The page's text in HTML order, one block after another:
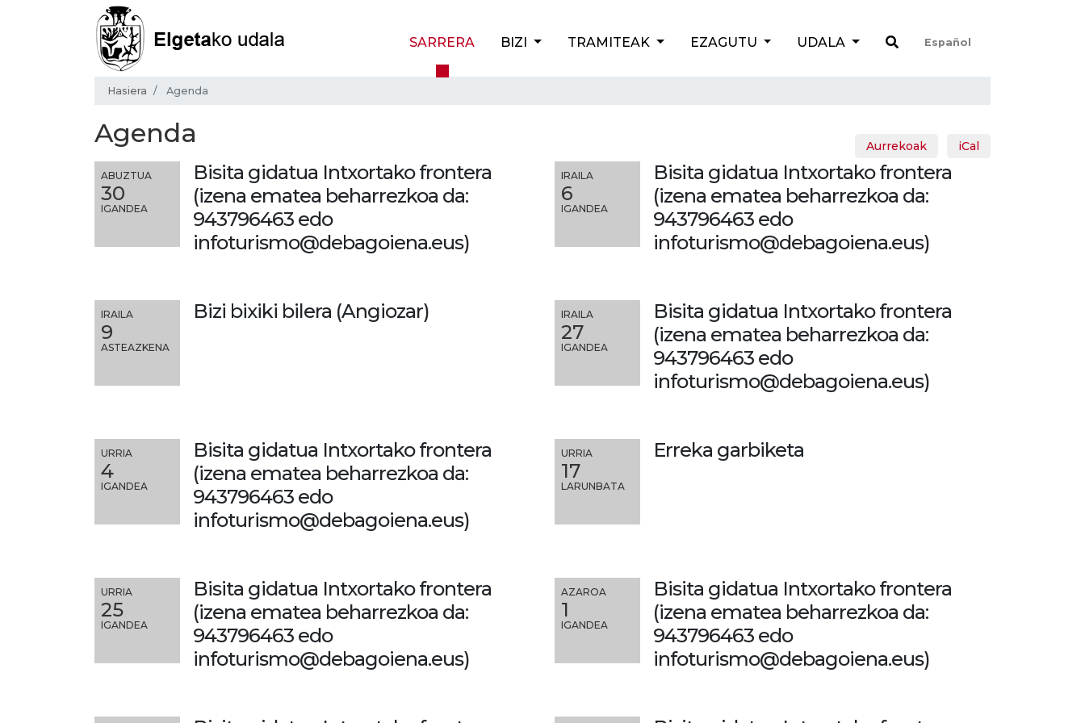
SARRERA BIZI TRAMITEAK EZAGUTU UDALA Español
Hasiera Agenda
Agenda Aurrekoak iCal
ABUZTUA
30
IGANDEA
Bisita gidatua Intxortako frontera
(izena ematea beharrezkoa da:
943796463 edo
infoturismo@debagoiena.eus)
IRAILA
6
IGANDEA
Bisita gidatua Intxortako frontera
(izena ematea beharrezkoa da:
943796463 edo
infoturismo@debagoiena.eus)
IRAILA
9
ASTEAZKENA
Bizi bixiki bilera (Angiozar) IRAILA
27
IGANDEA
Bisita gidatua Intxortako frontera
(izena ematea beharrezkoa da:
943796463 edo
infoturismo@debagoiena.eus)
URRIA
4
IGANDEA
Bisita gidatua Intxortako frontera
(izena ematea beharrezkoa da:
943796463 edo
infoturismo@debagoiena.eus)
URRIA
17
LARUNBATA
Erreka garbiketa
URRIA
25
IGANDEA
Bisita gidatua Intxortako frontera
(izena ematea beharrezkoa da:
943796463 edo
infoturismo@debagoiena.eus)
AZAROA
1
IGANDEA
Bisita gidatua Intxortako frontera
(izena ematea beharrezkoa da:
943796463 edo
infoturismo@debagoiena.eus)